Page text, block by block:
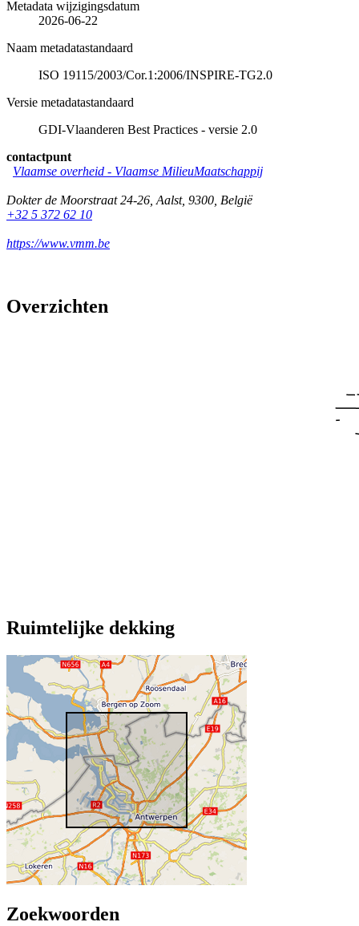
Metadata wijzigingsdatum
2026-06-22
Naam metadatastandaard
ISO 19115/2003/Cor.1:2006/INSPIRE-TG2.0
Versie metadatastandaard
GDI-Vlaanderen Best Practices - versie 2.0
contactpunt
Vlaamse overheid - Vlaamse MilieuMaatschappij
Dokter de Moorstraat 24-26 Aalst, 9300 België
+32 5 372 62 10
https://www.vmm.be
Overzichten
Ruimtelijke dekking
Zoekwoorden